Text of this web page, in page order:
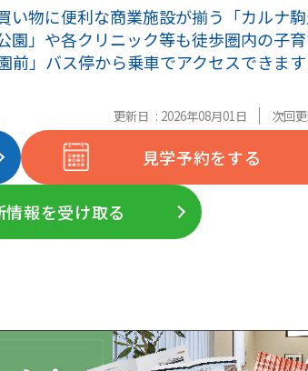
い物に便利な商業施設が揃う「カルナ
」や各クリニック等も徒歩圏内の子
前」バス停から乗車でアクセスできま
更新日 : 2026年08月01日 次回
見学予約をする
報を受け取る